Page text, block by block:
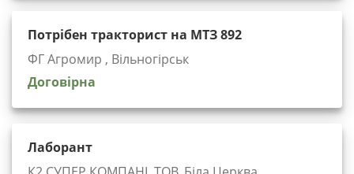
Потрібен тракторист на МТЗ 892
ФГ Агромир , Вільногірськ
Договірна
Лаборант